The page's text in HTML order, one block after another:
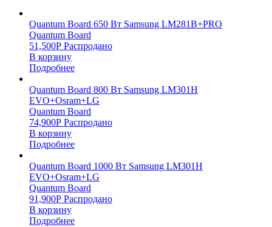
Quantum Board 650 Вт Samsung LM281B+PRO
Quantum Board
51,500Р Распродано
В корзину
Подробнее
Quantum Board 800 Вт Samsung LM301H
EVO+Osram+LG
Quantum Board
74,900Р Распродано
В корзину
Подробнее
Quantum Board 1000 Вт Samsung LM301H
EVO+Osram+LG
Quantum Board
91,900Р Распродано
В корзину
Подробнее